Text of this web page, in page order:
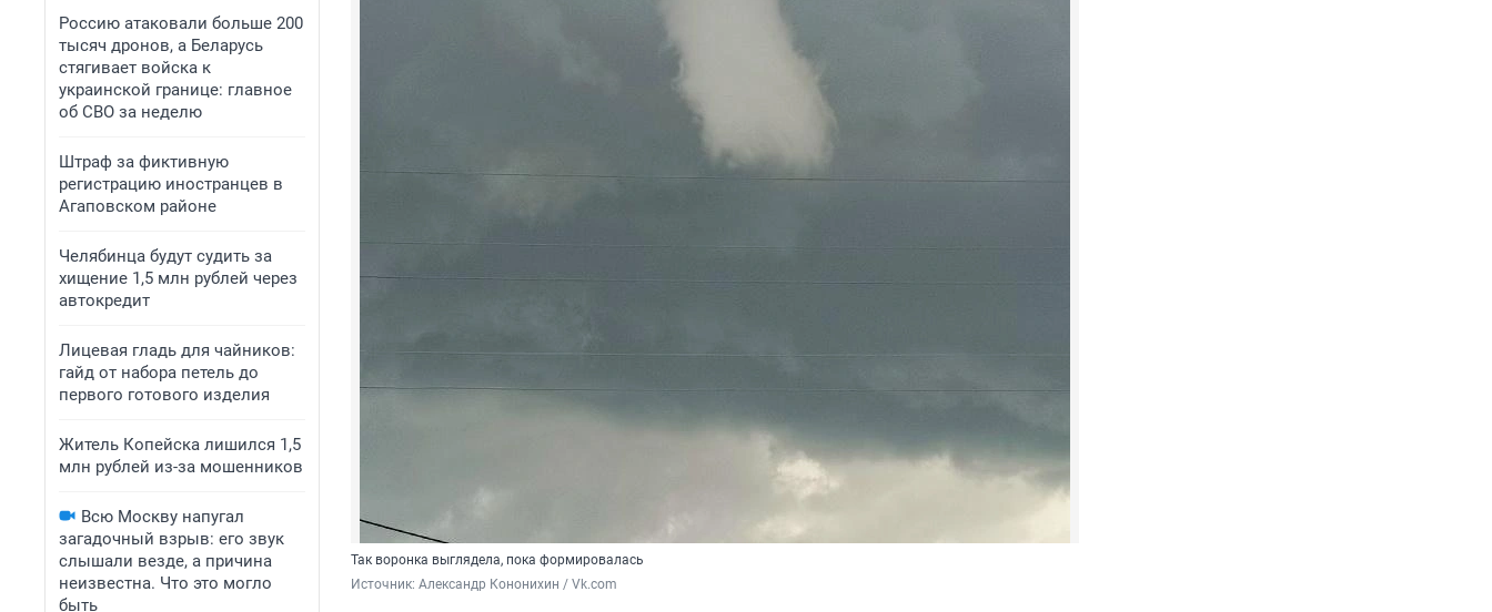
Россию атаковали больше 200
тысяч дронов, а Беларусь
стягивает войска к
украинской границе: главное
об СВО за неделю
Штраф за фиктивную
регистрацию иностранцев в
Агаповском районе
Челябинца будут судить за
хищение 1,5 млн рублей через
автокредит
Лицевая гладь для чайников:
гайд от набора петель до
первого готового изделия
Житель Копейска лишился 1,5
млн рублей из-за мошенников
Всю Москву напугал
загадочный взрыв: его звук
слышали везде, а причина
неизвестна. Что это могло
быть
Так воронка выглядела, пока формировалась
Источник: Александр Кононихин / Vk.com